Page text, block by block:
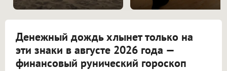
Денежный дождь хлынет только на
эти знаки в августе 2026 года —
финансовый рунический гороскоп